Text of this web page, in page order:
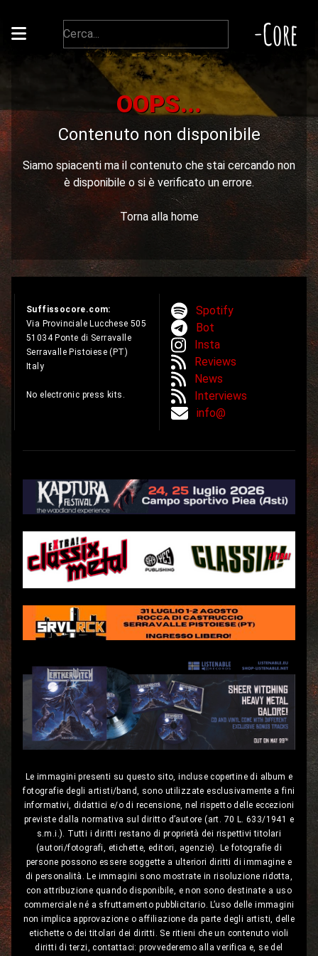
-Core
OOPS...
Contenuto non disponibile
Siamo spiacenti ma il contenuto che stai cercando non
è disponibile o si è verificato un errore.
Torna alla home
Suffissocore.com:
Via Provinciale Lucchese 505
51034 Ponte di Serravalle
Serravalle Pistoiese (PT)
Italy
No electronic press kits.
Spotify
Bot
Insta
Reviews
News
Interviews
info@
Le immagini presenti su questo sito, incluse copertine di album e
fotografie degli artisti/band, sono utilizzate esclusivamente a fini
informativi, didattici e/o di recensione, nel rispetto delle eccezioni
previste dalla normativa sul diritto d’autore (art. 70 L. 633/1941 e
s.m.i.). Tutti i diritti restano di proprietà dei rispettivi titolari
(autori/fotografi, etichette, editori, agenzie). Le fotografie di
persone possono essere soggette a ulteriori diritti di immagine e
di personalità. Le immagini sono mostrate in risoluzione ridotta,
con attribuzione quando disponibile, e non sono destinate a uso
commerciale né a sfruttamento pubblicitario. L’uso delle immagini
non implica approvazione o affiliazione da parte degli artisti, delle
etichette o dei titolari dei diritti. Se ritieni che un contenuto violi
diritti di terzi, contattaci: provvederemo alla verifica e, se del